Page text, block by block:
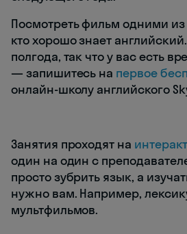
Посмотреть фильм одними из
кто хорошо знает
полгода, так что у вас есть
— запишитесь на первое
онлайн-школу английского
Занятия проходят на
один на один с
просто зубрить язык, а
нужно вам. Например,
мультфильмов.